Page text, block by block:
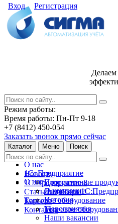
Вход Регистрация
Делаем
Режим работы:
Время работы: Пн-Пт 9-18
+7 (8412) 450-054
Заказать звонок прямо сейчас
Каталог Меню Поиск
О нас
Новости
1С:Предприятие 8
Статьи и обзоры
Карьера
Контакты
1С: Предприятие
Программные
Лицензии
Торговое оборудование
Торговое
О нас
О компании
История
Мероприятия
Наши вакансии